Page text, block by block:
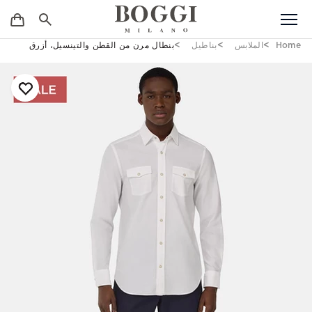
Home الملابس بناطيل بنطال مرن من القطن والتينسيل، أزرق